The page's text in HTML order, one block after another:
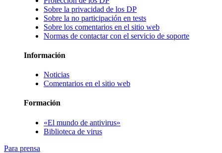
Sobre la privacidad de los DP
Sobre la no participación en tests
Sobre los comentarios en el sitio web
Normas de contactar con el servicio de soporte
Información
Noticias
Comentarios en el sitio web
Formación
«El mundo de antivirus»
Biblioteca de virus
Para prensa